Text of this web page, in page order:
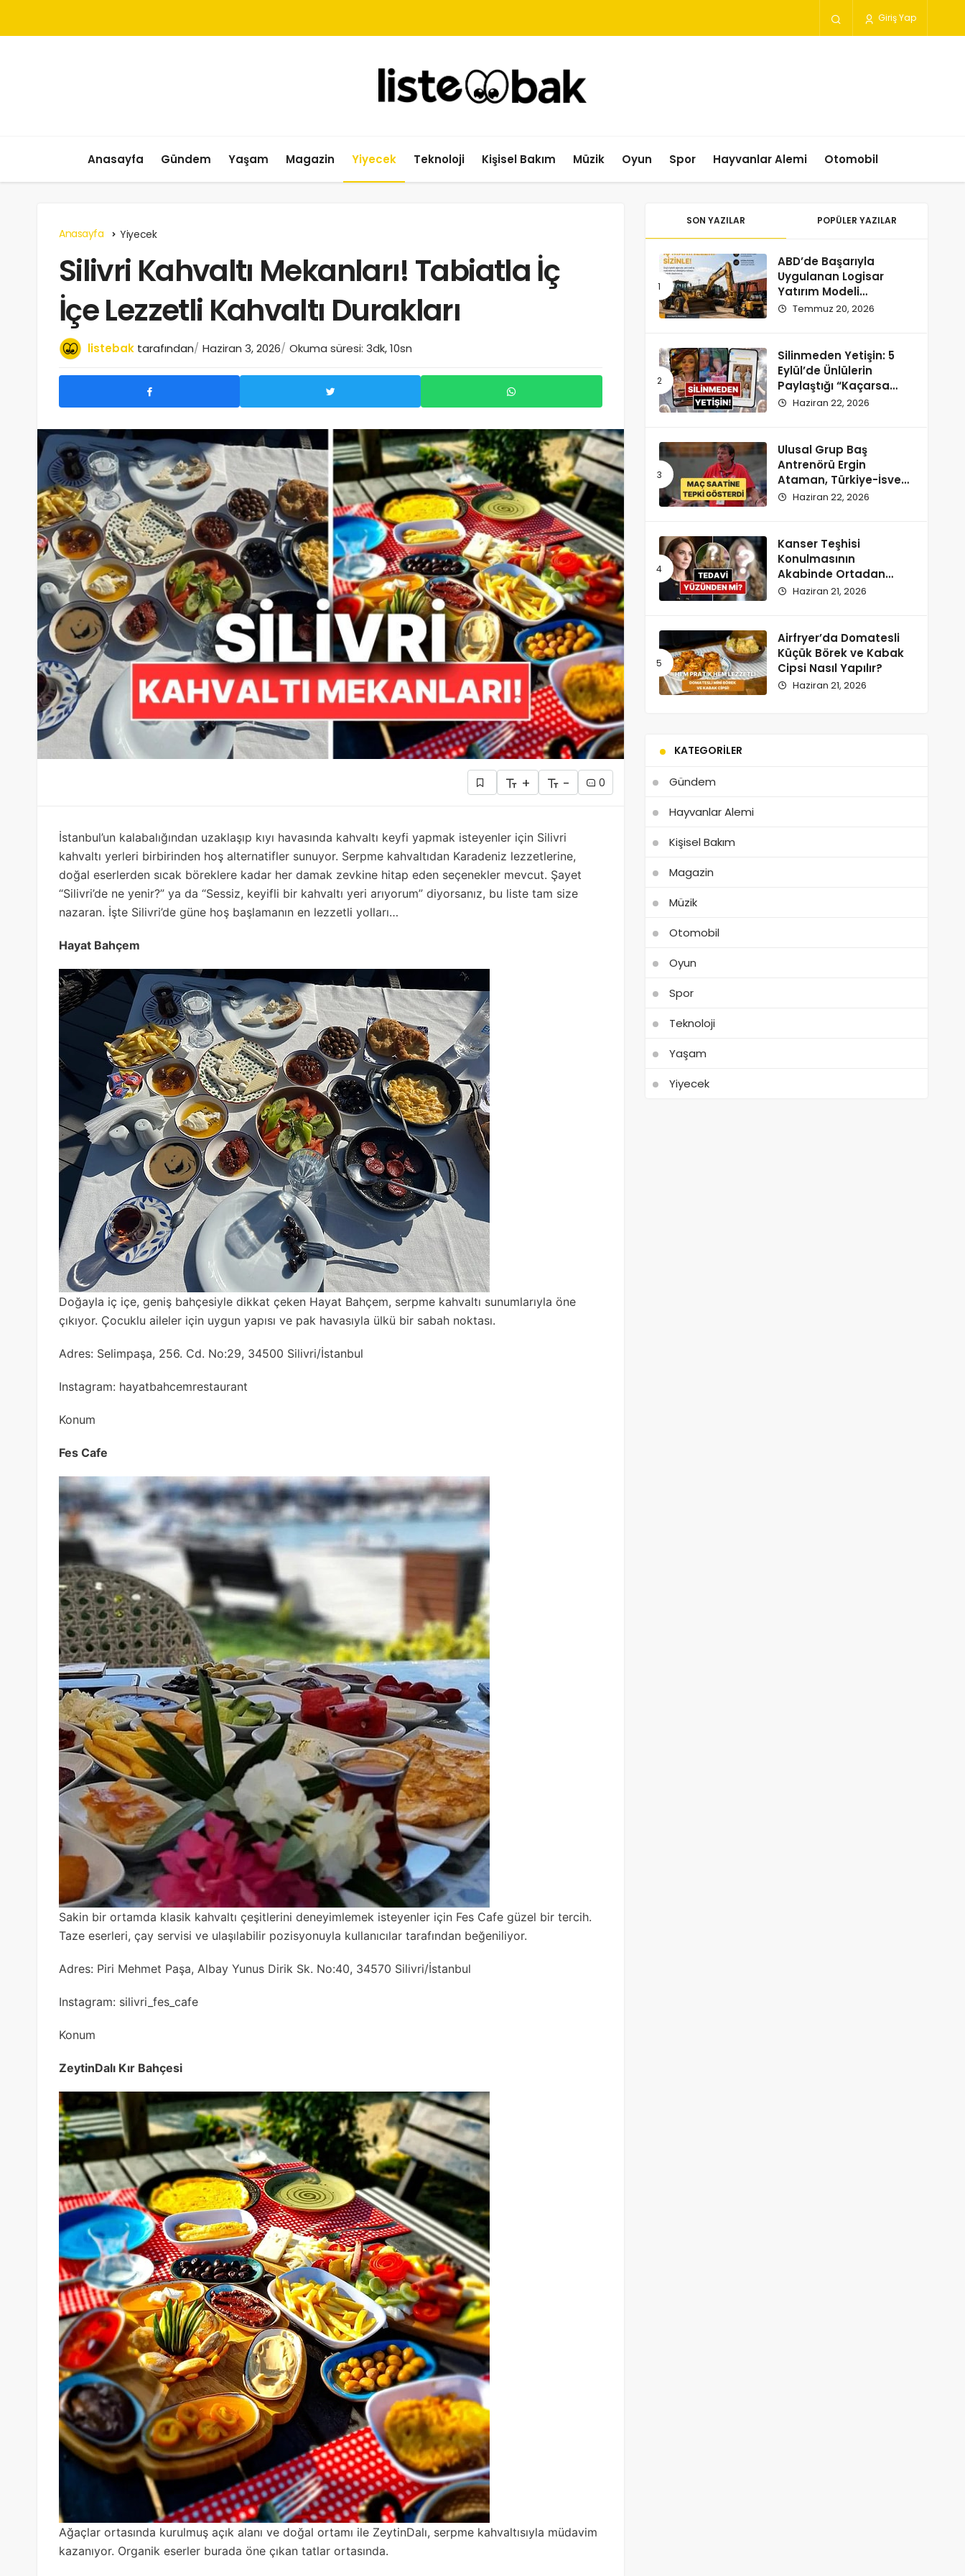
Giriş Yap
Anasayfa Gündem Yaşam Magazin Yiyecek Teknoloji Kişisel Bakım Müzik Oyun Spor Hayvanlar Alemi Otomobil
Anasayfa Yiyecek
Silivri Kahvaltı Mekanları! Tabiatla İç
İçe Lezzetli Kahvaltı Durakları
listebak tarafından Haziran 3, 2026 Okuma süresi: 3dk, 10sn
+ - 0
İstanbul’un kalabalığından uzaklaşıp kıyı havasında kahvaltı keyfi yapmak isteyenler için Silivri
kahvaltı yerleri birbirinden hoş alternatifler sunuyor. Serpme kahvaltıdan Karadeniz lezzetlerine,
doğal eserlerden sıcak böreklere kadar her damak zevkine hitap eden seçenekler mevcut. Şayet
“Silivri’de ne yenir?” ya da “Sessiz, keyifli bir kahvaltı yeri arıyorum” diyorsanız, bu liste tam size
nazaran. İşte Silivri’de güne hoş başlamanın en lezzetli yolları…
Hayat Bahçem
Doğayla iç içe, geniş bahçesiyle dikkat çeken Hayat Bahçem, serpme kahvaltı sunumlarıyla öne
çıkıyor. Çocuklu aileler için uygun yapısı ve pak havasıyla ülkü bir sabah noktası.
Adres: Selimpaşa, 256. Cd. No:29, 34500 Silivri/İstanbul
Instagram: hayatbahcemrestaurant
Konum
Fes Cafe
Sakin bir ortamda klasik kahvaltı çeşitlerini deneyimlemek isteyenler için Fes Cafe güzel bir tercih.
Taze eserleri, çay servisi ve ulaşılabilir pozisyonuyla kullanıcılar tarafından beğeniliyor.
Adres: Piri Mehmet Paşa, Albay Yunus Dirik Sk. No:40, 34570 Silivri/İstanbul
Instagram: silivri_fes_cafe
Konum
ZeytinDalı Kır Bahçesi
Ağaçlar ortasında kurulmuş açık alanı ve doğal ortamı ile ZeytinDalı, serpme kahvaltısıyla müdavim
kazanıyor. Organik eserler burada öne çıkan tatlar ortasında.
SON YAZILAR POPÜLER YAZILAR
ABD’de Başarıyla
Uygulanan Logisar
Yatırım Modeli
Türkiye’ye Geliyor
Temmuz 20, 2026
Silinmeden Yetişin: 5
Eylül’de Ünlülerin
Paylaştığı “Kaçarsa
Yazık Olur” Temalı
Haziran 22, 2026
Ulusal Grup Baş
Antrenörü Ergin
Ataman, Türkiye-İsveç
Maçı Saatine
Haziran 22, 2026
Kanser Teşhisi
Konulmasının
Akabinde Ortadan
Kaybolan Kate
Doğurdu
Haziran 21, 2026
Airfryer’da Domatesli
Küçük Börek ve Kabak
Cipsi Nasıl Yapılır?
Haziran 21, 2026
KATEGORILER
Gündem
Hayvanlar Alemi
Kişisel Bakım
Magazin
Müzik
Otomobil
Oyun
Spor
Teknoloji
Yaşam
Yiyecek